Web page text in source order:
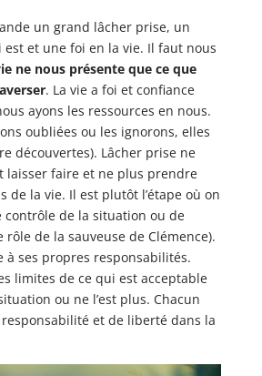
un grand lâcher prise, un
est et une foi en la vie. Il faut nous
ne nous présente que ce que
. La vie a foi et confiance
ayons les ressources en nous.
oubliées ou les ignorons, elles
découvertes). Lâcher prise ne
laisser faire et ne plus prendre
de la vie. Il est plutôt l’étape où on
contrôle de la situation ou de
rôle de la sauveuse de Clémence).
à ses propres responsabilités.
limites de ce qui est acceptable
ou ne l’est plus. Chacun
et de liberté dans la